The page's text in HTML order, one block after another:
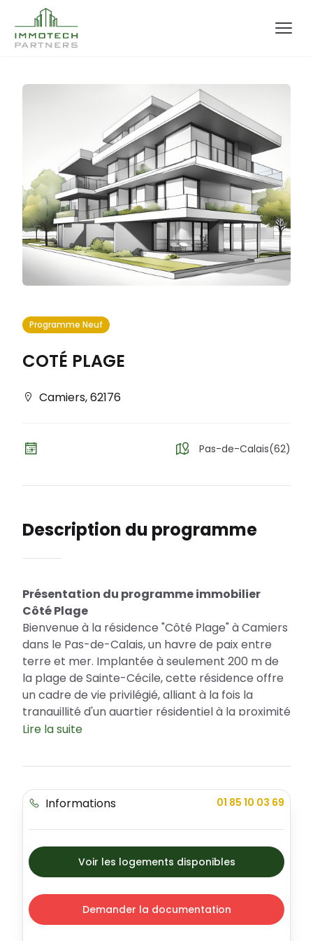
Programme Neuf
COTÉ PLAGE
Camiers,62176
Pas-de-Calais(62)
Description du programme
Présentation du programme immobilier
Côté Plage
Bienvenue à la résidence "Côté Plage" à Camiers
dans le Pas-de-Calais, un havre de paix entre
terre et mer. Implantée à seulement 200 m de
la plage de Sainte-Cécile, cette résidence offre
un cadre de vie privilégié, alliant à la fois la
tranquillité d'un quartier résidentiel à la proximité
des commodités. De plus, les futurs acquéreurs
le Prêt à Taux Zéro (PTZ) pour faciliter leur
moderne et élégant comprend tous types
d’appartements, du studio au T4, épousant ainsi
les besoins de chacun.
Le cadre de vie idéal à Côté Plage
Située dans la ville de Camiers, la résidence Côté
Plage profite du meilleur de la région. La ville
offre un cadre de vie serein et accueillant, riche
en patrimoine historique et paysager. Les
Lire la suite
Informations 01 85 10 03 69
Voir les logements disponibles
Demander la documentation